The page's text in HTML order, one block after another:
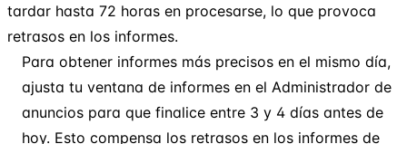
tardar hasta 72 horas en procesarse, lo que provoca
retrasos en los informes.
Para obtener informes más precisos en el mismo día,
ajusta tu ventana de informes en el Administrador de
anuncios para que finalice entre 3 y 4 días antes de
hoy. Esto compensa los retrasos en los informes de